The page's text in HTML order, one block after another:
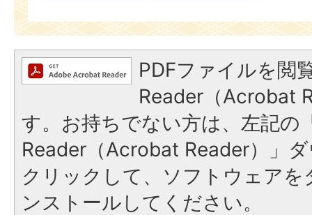
PDFファイルを閲
Reader（Acrobat
す。お持ちでない方は、左記の
Reader（Acrobat Reader）」
クリックして、ソフトウェア
ンストールしてください。